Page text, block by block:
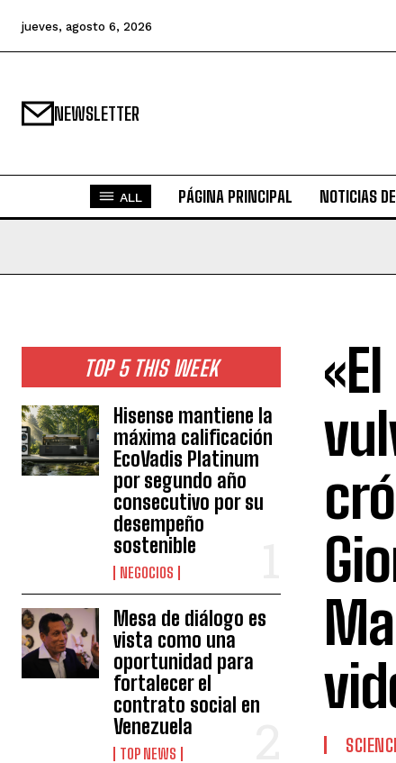
jueves, agosto 6, 2026
NEWSLETTER
ALL PÁGINA PRINCIPAL NOTICIAS
TOP 5 THIS WEEK
Hisense mantiene la
máxima calificación
EcoVadis Platinum
por segundo año
consecutivo por su
desempeño
sostenible
NEGOCIOS
Mesa de diálogo es
vista como una
oportunidad para
fortalecer el
contrato social en
Venezuela
TOP NEWS